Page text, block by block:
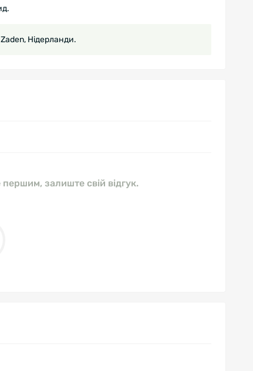
Нідерланди.
першим, залиште свій відгук.